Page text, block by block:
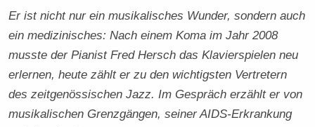
Er ist nicht nur ein musikalisches Wunder, sondern auch
ein medizinisches: Nach einem Koma im Jahr 2008
musste der Pianist Fred Hersch das Klavierspielen neu
erlernen, heute zählt er zu den wichtigsten Vertretern
des zeitgenössischen Jazz. Im Gespräch erzählt er von
musikalischen Grenzgängen, seiner AIDS-Erkrankung